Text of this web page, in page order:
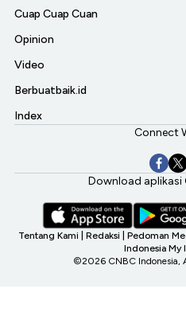
Cuap Cuap Cuan
Opinion
Video
Berbuatbaik.id
Index
Connect
Download aplikasi
Tentang Kami Redaksi Pedoman
Indonesia My
©2026 CNBC Indonesia,